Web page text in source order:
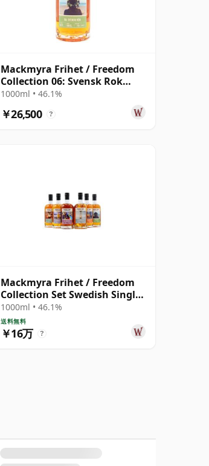
Mackmyra Frihet / Freedom
Collection 06: Svensk Rok
Swedish
1000ml • 46.1%
￥26,500 ?
Mackmyra Frihet / Freedom
Collection Set Swedish Single
Mal
1000ml • 46.1%
送料無料
￥16万 ?